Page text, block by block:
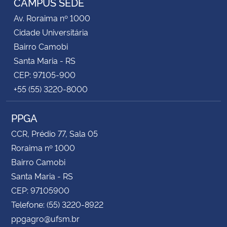
Secretaria-Geral
Secretaria de Governo
Gabinete de Segurança Institucional
Advocacia-Geral da União
Banco Central do Brasil
Planalto
Av. Roraima nº 1000
Cidade Universitária
Bairro Camobi
Santa Maria - RS
CEP: 97105-900
+55 (55) 3220-8000
PPGA
CCR, Prédio 77, Sala 05
Roraima nº 1000
Bairro Camobi
Santa Maria - RS
CEP: 97105900
Telefone: (55) 3220-8922
ppgagro@ufsm.br